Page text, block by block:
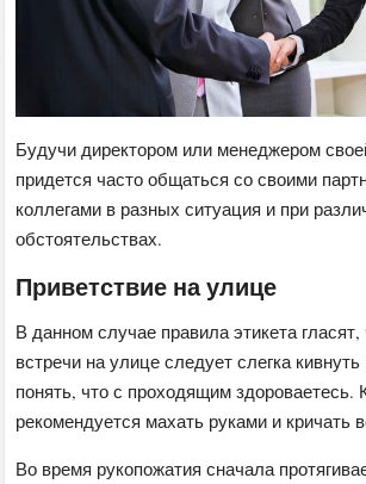
Будучи директором или менеджером
придется часто общаться со своими
коллегами в разных ситуация и при
обстоятельствах.
Приветствие на улице
В данном случае правила этикета
встречи на улице следует слегка
понять, что с проходящим здороваетесь.
рекомендуется махать руками и кричать
Во время рукопожатия сначала